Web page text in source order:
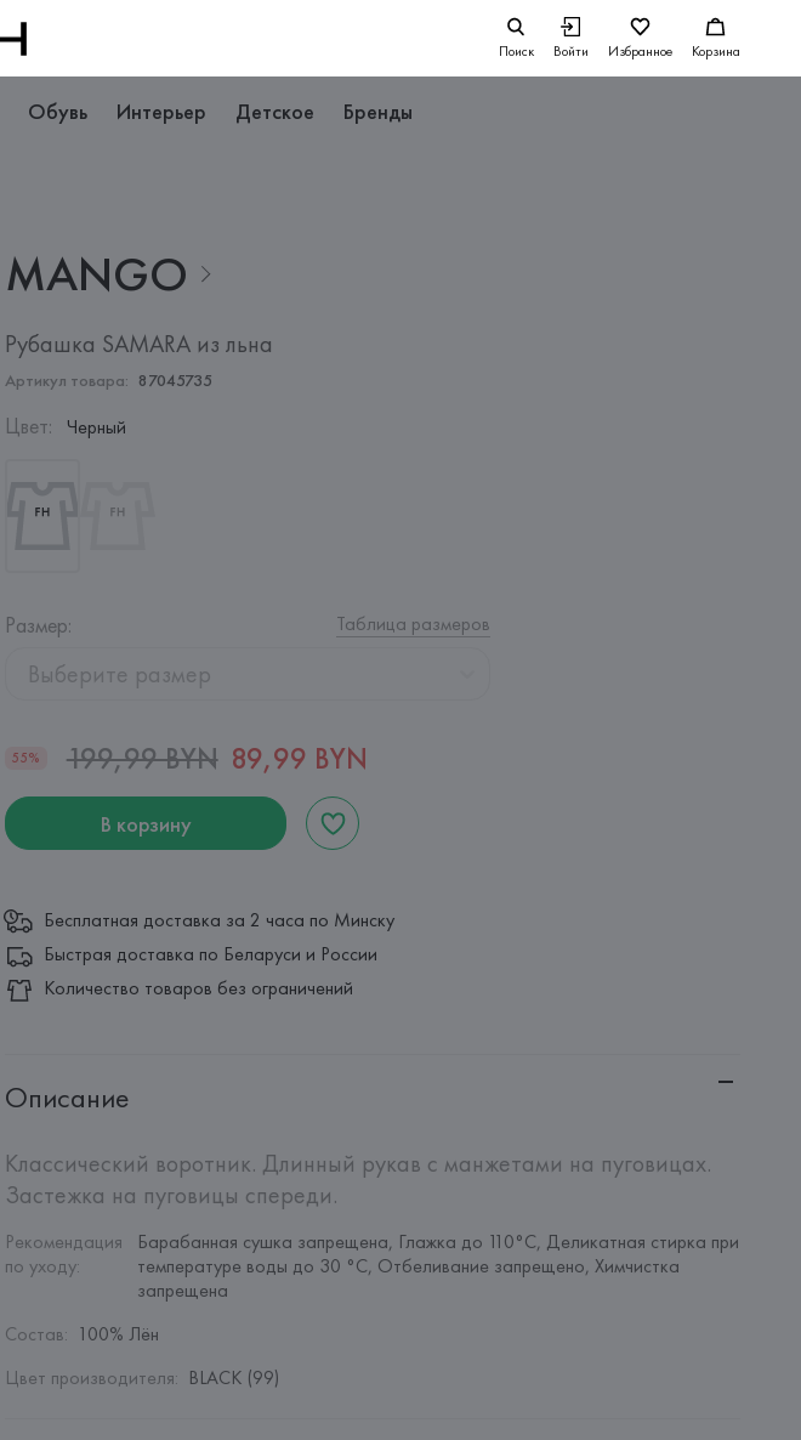
Поиск Войти Избранное Корзина
Обувь Интерьер Детское Бренды
MANGO
Рубашка SAMARA из льна
Артикул товара: 87045735
Цвет: Черный
Размер: Таблица размеров
Выберите размер
55% 199,99 BYN 89,99 BYN
В корзину
Бесплатная доставка за 2 часа по Минску
Быстрая доставка по Беларуси и России
Количество товаров без ограничений
Описание
Классический воротник. Длинный рукав с манжетами на пуговицах.
Застежка на пуговицы спереди.
Рекомендация
по уходу:
Барабанная сушка запрещена, Глажка до 110°C, Деликатная стирка при
температуре воды до 30 °C, Отбеливание запрещено, Химчистка
запрещена
Состав: 100% Лён
Цвет производителя: BLACK (99)